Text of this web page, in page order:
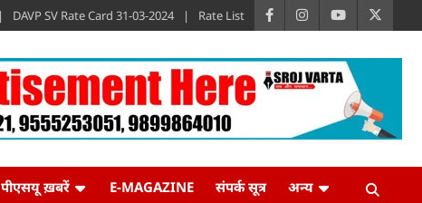
DAVP SV Rate Card 31-03-2024 Rate List
पीएसयू ख़बरें E-MAGAZINE संपर्क सूत्र अन्य